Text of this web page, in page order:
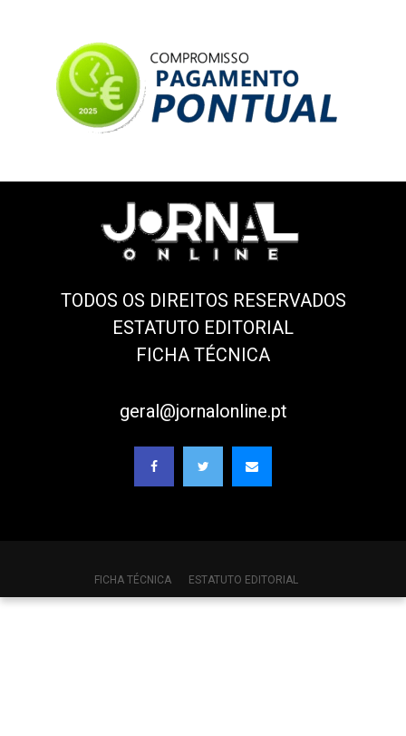
TODOS OS DIREITOS RESERVADOS
ESTATUTO EDITORIAL
FICHA TÉCNICA
geral@jornalonline.pt
FICHA TÉCNICA ESTATUTO EDITORIAL